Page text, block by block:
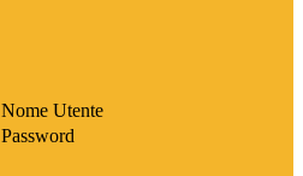
Nome Utente
Password